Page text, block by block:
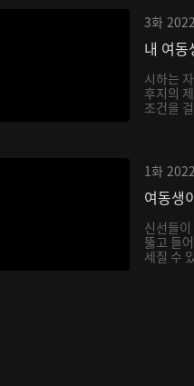
3화
내 여동
시하는
후지의
조건을
1화
여동생
신선들
뚫고 들
세질 수